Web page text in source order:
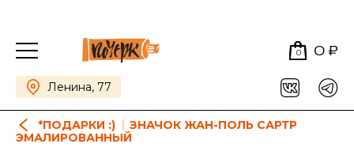
0 0 ₽
Ленина, 77
*ПОДАРКИ :)
ЗНАЧОК ЖАН-ПОЛЬ САРТР
ЭМАЛИРОВАННЫЙ